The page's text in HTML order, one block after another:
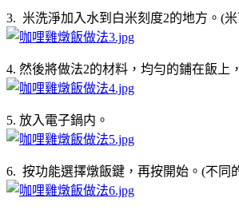
3. 米洗淨加入水到白米刻度2的地方。(
4. 然後將做法2的材料，均勻的鋪在飯上
5. 放入電子鍋内。
6. 按功能選擇燉飯鍵，再按開始。(不同